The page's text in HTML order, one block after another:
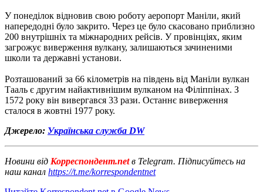
У понеділок відновив свою роботу аеропорт Маніли, який
напередодні було закрито. Через це було скасовано приблизно
200 внутрішніх та міжнародних рейсів. У провінціях, яким
загрожує виверження вулкану, залишаються зачиненими
школи та державні установи.
Розташований за 66 кілометрів на південь від Маніли вулкан
Тааль є другим найактивнішим вулканом на Філіппінах. З
1572 року він вивергався 33 рази. Останнє виверження
сталося в жовтні 1977 року.
Джерело: Українська служба DW
Новини від Корреспондент.netв Telegram. Підписуйтесь на
наш канал https://t.me/korrespondentnet